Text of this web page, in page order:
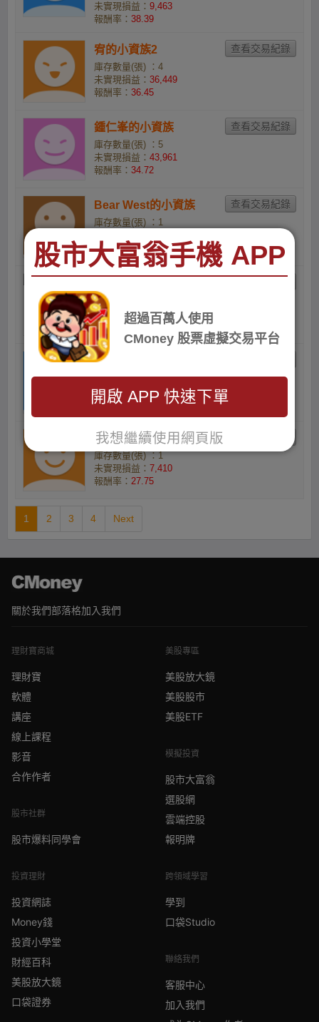
未實現損益： 9,463
報酬率： 38.39
宥的小資族2
庫存數量(張) ：4
未實現損益： 36,449
報酬率： 36.45
鍾仁峯的小資族
庫存數量(張) ：5
未實現損益： 43,961
報酬率： 34.72
Bear West的小資族
庫存數量(張) ：1
報酬率：34.3
庫存數量(張) ：5
未實現損益： 39,805
報酬率：30.44
jama03452的小資族
庫存數量(張) ：2
未實現損益：15,321
報酬率：28.96
3lVYovAx3D的小資族
庫存數量(張) ：1
未實現損益： 7,410
報酬率： 27.75
1 2 3 4 Next
關於我們部落格加入我們
理財寶商城
理財寶
軟體
講座
線上課程
影音
合作作者
股市社群
股市爆料同學會
投資理財
投資網誌
Money錢
投資小學堂
財經百科
美股放大鏡
口袋證券
美股專區
美股放大鏡
美股股市
美股ETF
模擬投資
股市大富翁
選股網
雲端控股
報明牌
跨領域學習
學到
口袋Studio
聯絡我們
客服中心
加入我們
股市大富翁手機 APP
超過百萬人使用
CMoney 股票虛擬交易平台
開啟 APP 快速下單
我想繼續使用網頁版